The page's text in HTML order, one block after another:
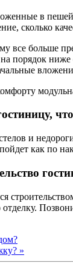
в
сколько
все больше
на порядок
и
как по
»